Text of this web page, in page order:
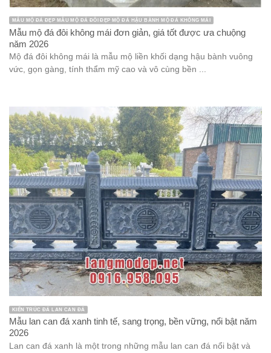
MẪU MỘ ĐÁ ĐẸP MẪU MỘ ĐÁ ĐÔI ĐẸP MỘ ĐÁ HẬU BÀNH MỘ ĐÁ KHÔNG MÁI
Mẫu mộ đá đôi không mái đơn giản, giá tốt được ưa chuộng
năm 2026
Mộ đá đôi không mái là mẫu mộ liền khối dạng hậu bành vuông
vức, gọn gàng, tính thẩm mỹ cao và vô cùng bền ...
KIẾN TRÚC ĐÁ LAN CAN ĐÁ
Mẫu lan can đá xanh tinh tế, sang trọng, bền vững, nổi bật năm
2026
Lan can đá xanh là một trong những mẫu lan can đá nổi bật và